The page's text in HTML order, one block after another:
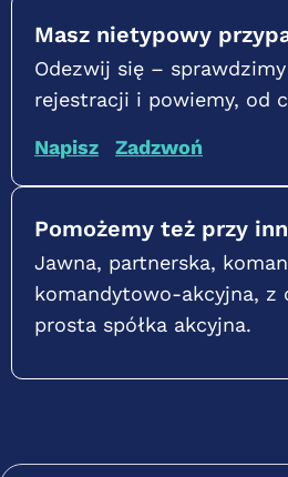
Masz nietypowy
Odezwij się –
rejestracji i powiemy, od
Napisz Zadzwoń
Pomożemy też przy
Jawna, partnerska,
komandytowo-akcyjna, z
prosta spółka akcyjna.